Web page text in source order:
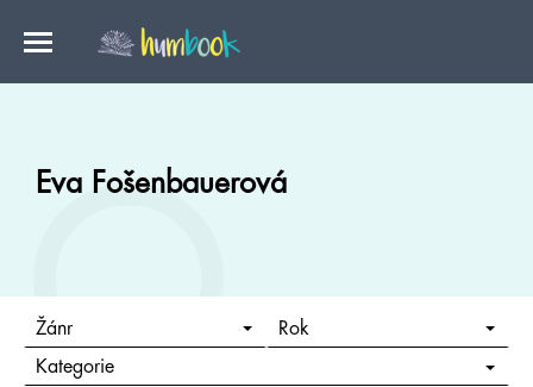
Eva Fošenbauerová
Žánr Rok
Kategorie